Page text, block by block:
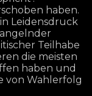
haben.
Leidensdruck
Teilhabe
die meisten
haben und
von Wahlerfolg